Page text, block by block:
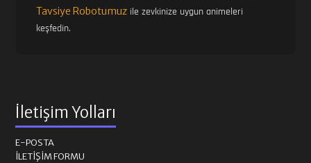
Tavsiye Robotumuz ile zevkinize uygun animeleri
keşfedin.
İletişim Yolları
E-POSTA
İLETIŞIM FORMU